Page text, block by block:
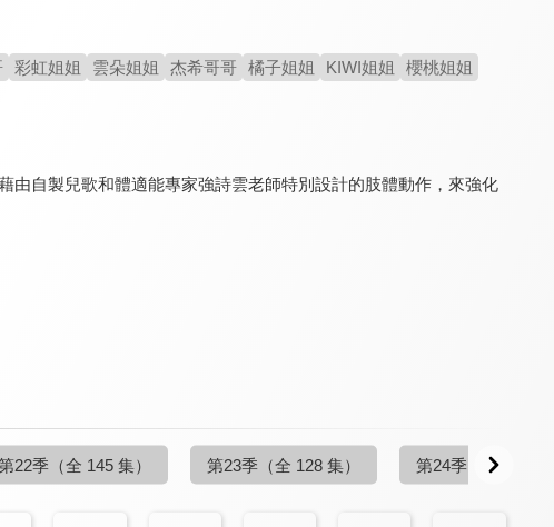
彩虹姐姐 雲朵姐姐 杰希哥哥 橘子姐姐 KIWI姐姐
櫻桃姐姐
由自製兒歌和體適能專家強詩雲老師特別設計的肢體動作，來強化
22季 （全 145 集） 第23季 （全 128 集） 第24季 （更新至